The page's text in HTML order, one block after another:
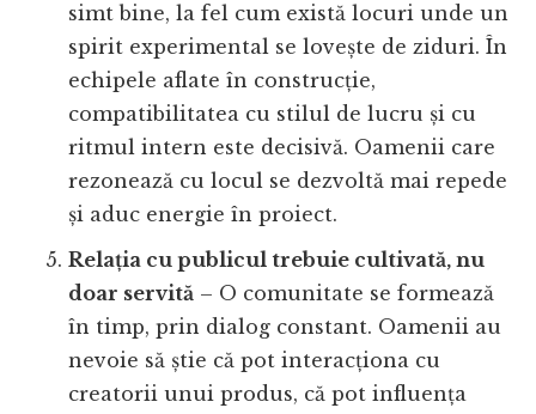
simt bine, la fel cum există locuri unde un
spirit experimental se lovește de ziduri. În
echipele aflate în construcție,
compatibilitatea cu stilul de lucru și cu
ritmul intern este decisivă. Oamenii care
rezonează cu locul se dezvoltă mai repede
și aduc energie în proiect.
Relația cu publicul trebuie cultivată, nu
doar servită – O comunitate se formează
în timp, prin dialog constant. Oamenii au
nevoie să știe că pot interacționa cu
creatorii unui produs, că pot influența